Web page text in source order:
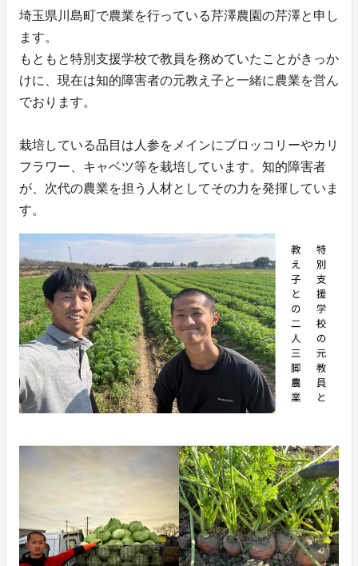
埼玉県川島町で農業を行っている芹澤農園の芹澤と申し
ます。
もともと特別支援学校で教員を務めていたことがきっか
けに、現在は知的障害者の元教え子と一緒に農業を営ん
でおります。
栽培している品目は人参をメインにブロッコリーやカリ
フラワー、キャベツ等を栽培しています。知的障害者
が、次代の農業を担う人材としてその力を発揮していま
す。